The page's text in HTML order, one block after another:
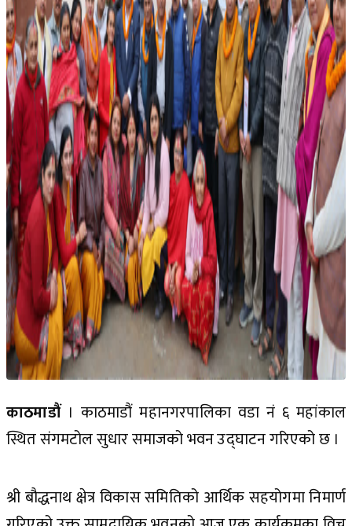
काठमाडौं। काठमाडौं महानगरपालिका वडा नं ६ महांकाल
स्थित संगमटोल सुधार समाजको भवन उद्घाटन गरिएको छ ।
श्री बौद्धनाथ क्षेत्र विकास समितिको आर्थिक सहयोगमा निमार्ण